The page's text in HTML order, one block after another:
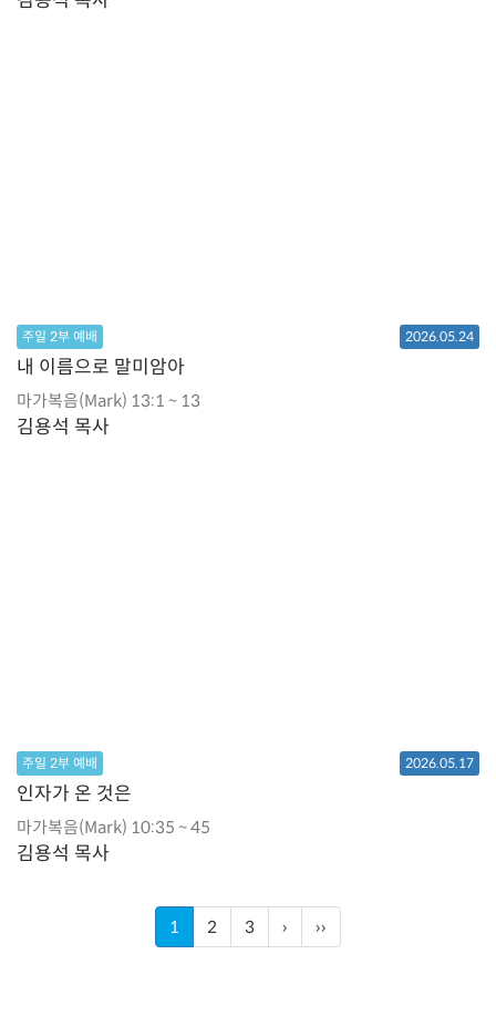
주일 2부 예배 2026.05.24
내 이름으로 말미암아
마가복음(Mark) 13:1 ~ 13
김용석 목사
주일 2부 예배 2026.05.17
인자가 온 것은
마가복음(Mark) 10:35 ~ 45
김용석 목사
1 2 3 › ››